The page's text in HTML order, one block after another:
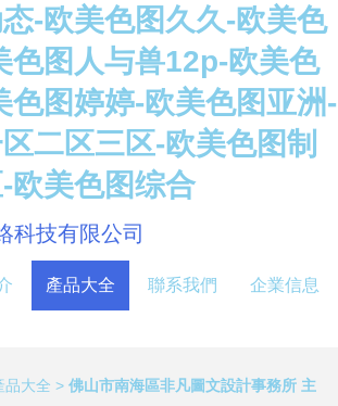
-欧美色图久久-欧美色
色图人与兽12p-欧美色
色图婷婷-欧美色图亚洲-
二区三区-欧美色图制
欧美色图综合
科技有限公司
產品大全 聯系我們 企業信息
品大全 > 佛山市南海區非凡圖文設計事務所 主